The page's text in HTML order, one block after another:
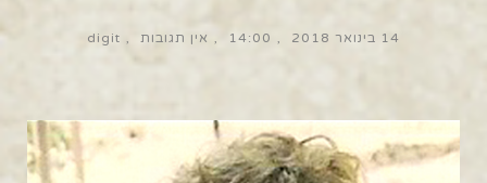
14 בינואר 2018 14:00 אין תגובות digit